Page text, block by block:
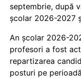
septembrie, după
școlar 2026-2027
An școlar 2026-
profesori a fost
repartizarea
posturi pe